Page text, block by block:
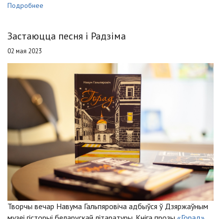
Подробнее
Застаюцца песня і Радзіма
02 мая 2023
Творчы вечар Навума Гальпяровіча адбыўся ў Дзяржаўным